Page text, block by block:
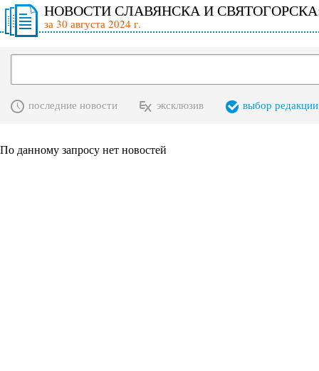
НОВОСТИ СЛАВЯНСКА И
за 30 августа 2024 г.
последние новости эксклюзив выбор редакции
По данному запросу нет новостей